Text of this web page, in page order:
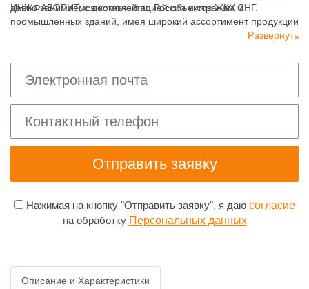
давно занимаемся комплектацией объектов ЖКХ и
промышленных зданий, имея широкий ассортимент продукции
для систем: отопления, водоснабжения, канализации и
ИНЖФАВОРИТ, с доставкой по России и странам СНГ.
Развернуть
Нажимая на кнопку "Отправить заявку", я даю согласие
на обработку Персональных данных
Описание и Характеристики